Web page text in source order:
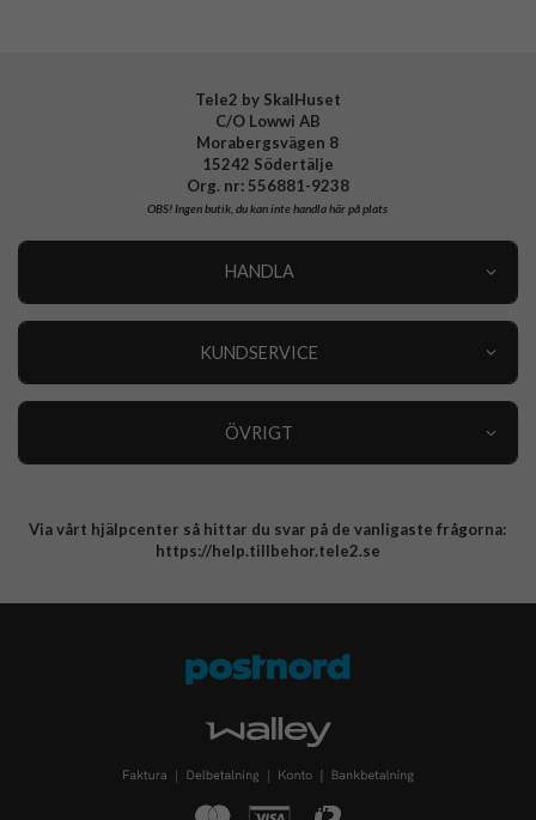
Tele2 by SkalHuset
C/O Lowwi AB
Morabergsvägen 8
15242 Södertälje
Org. nr: 556881-9238
OBS!Ingen butik, du kan inte handla här på plats
HANDLA
KUNDSERVICE
ÖVRIGT
Integritetspolicy
Via vårt hjälpcenter så hittar du svar på de vanligaste frågorna:
https://help.tillbehor.tele2.se